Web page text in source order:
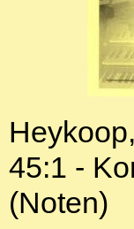
45:1 -
(Noten)